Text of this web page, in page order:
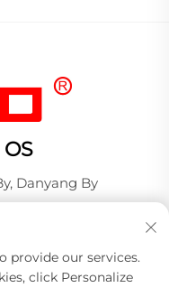
Danyang By
provide our services.
click Personalize